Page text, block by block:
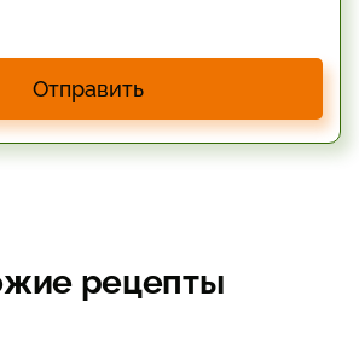
Отправить
рецепты